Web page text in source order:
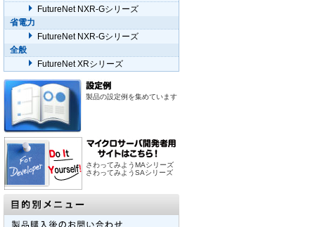
FutureNet NXR-Gシリーズ
省電力
FutureNet NXR-Gシリーズ
全般
FutureNet XRシリーズ
製品の設定例を集めています
さわってみようMAシリーズ
さわってみようSAシリーズ